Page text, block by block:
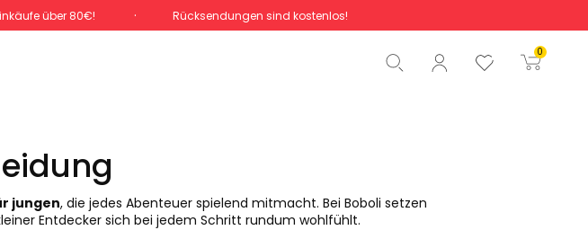
über 80€! Rücksendungen sind kostenlos!
0
Gesamtbetrag 0,00 €
Start der Bestellung
jungen, die jedes Abenteuer spielend mitmacht. Bei Boboli setzen
Entdecker sich bei jedem Schritt rundum wohlfühlt.